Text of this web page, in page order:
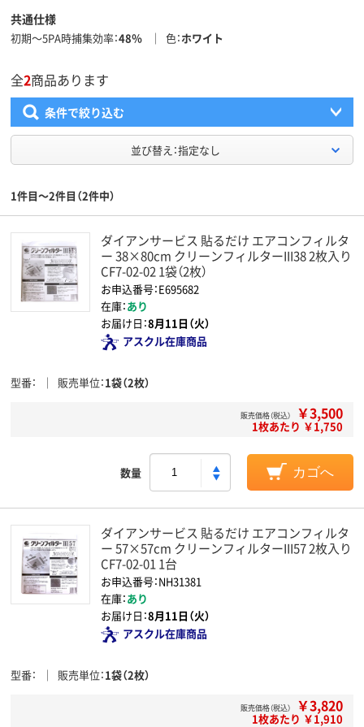
共通仕様
初期～5PA時捕集効率 48％ 色 ホワイト
全2商品あります
条件で絞り込む
並び替え：指定なし
1件目～2件目（2件中）
ダイアンサービス 貼るだけ エアコンフィルタ
ー 38×80cm クリーンフィルターIII38 2枚入り
CF7-02-02 1袋（2枚）
お申込番号：E695682
在庫：あり
お届け日：8月11日（火）
アスクル在庫商品
型番 販売単位 1袋（2枚）
販売価格（税込） ￥3,500
1枚あたり ￥1,750
数量 カゴへ
ダイアンサービス 貼るだけ エアコンフィルタ
ー 57×57cm クリーンフィルターIII57 2枚入り
CF7-02-01 1台
お申込番号：NH31381
在庫：あり
お届け日：8月11日（火）
アスクル在庫商品
型番 販売単位 1袋（2枚）
販売価格（税込） ￥3,820
1枚あたり ￥1,910